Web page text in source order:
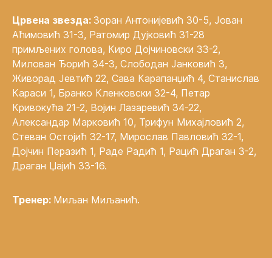
Црвена звезда: Зоран Антонијевић 30-5, Јован
Аћимовић 31-3, Ратомир Дујковић 31-28
примљених голова, Киро Дојчиновски 33-2,
Милован Ђорић 34-3, Слободан Јанковић 3,
Живорад Јевтић 22, Сава Карапанџић 4, Станислав
Караси 1, Бранко Кленковски 32-4, Петар
Кривокућа 21-2, Војин Лазаревић 34-22,
Александар Марковић 10, Трифун Михајловић 2,
Стеван Остојић 32-17, Мирослав Павловић 32-1,
Дојчин Перазић 1, Раде Радић 1, Рацић Драган 3-2,
Драган Џајић 33-16.
Тренер: Миљан Миљанић.